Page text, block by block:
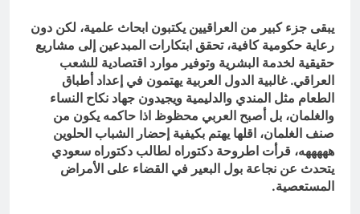
يبقى جزء كبير من العراقيين يكتبون ابحاث علمية، لكن دون
رعاية حكومية كافية، تحقق ابتكارات المبدعين إلى مشاريع
حقيقية لخدمة البشرية وتوفير موارد اقتصادية للشعب
العراقي. غالبية الدول العربية يهتمون في إعداد أطباق
الطعام مثل المندي والدليمية ويجيدون جهاد نكاح النساء
والغلمان، بل أصبح العربي محظوظ اذا حاكمه يكون من
صنف الغلمان، اقلها يهتم بكيفية إحضار الشباب الحلوين
هههههه، قرأت اطروحة دكتوراه لطالب دكتوراه سعودي
يتحدث عن نجاعة بول البعير في القضاء على الأمراض
المستعصية.